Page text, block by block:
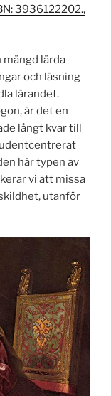
3936122202.,
mängd lärda
och läsning
lärandet.
är det en
långt kvar till
här typen av
vi att missa
utanför